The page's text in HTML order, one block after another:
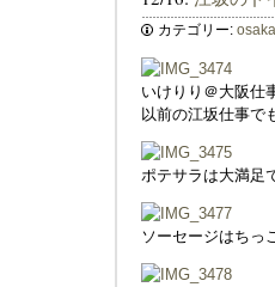
カテゴリー: osaka
いけりり＠大阪仕
以前の江坂仕事で
ポテサラは大満足
ソーセージはちっ